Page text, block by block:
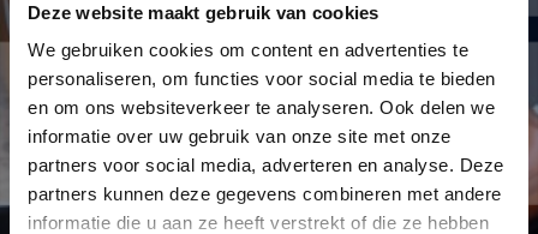
Deze website maakt gebruik van cookies
We gebruiken cookies om content en advertenties te
personaliseren, om functies voor social media te bieden
en om ons websiteverkeer te analyseren. Ook delen we
informatie over uw gebruik van onze site met onze
partners voor social media, adverteren en analyse. Deze
partners kunnen deze gegevens combineren met andere
informatie die u aan ze heeft verstrekt of die ze hebben